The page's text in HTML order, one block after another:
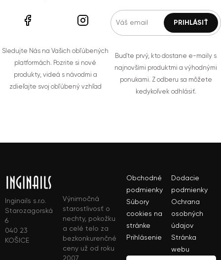
Sledujte Nás na Vašich obľúbených
platformách. Pozrite si nové
produkty, videá s návodmi a
zdieľajte svoj obľúbený vzhľad
Buďte prvý, kto dostane e-maily s
najnovšími produktmi a výhodnými
ponukami. Z odberu sa môžete
kedykoľvek odhlásiť.
Inginails s.r.o.
Starozagorská
6
040 23
KOŠICE
Výnimočná
starostlivosť o
nechty, pokožku
a celé telo za
bezkonkurenčné
ceny už od roku
2007
Obchodné
podmienky
Dodacie
podmienky
Súbory
cookies na
stránke
Ochrana
osobných
údajov
Prihlásenie
Stránka
webu